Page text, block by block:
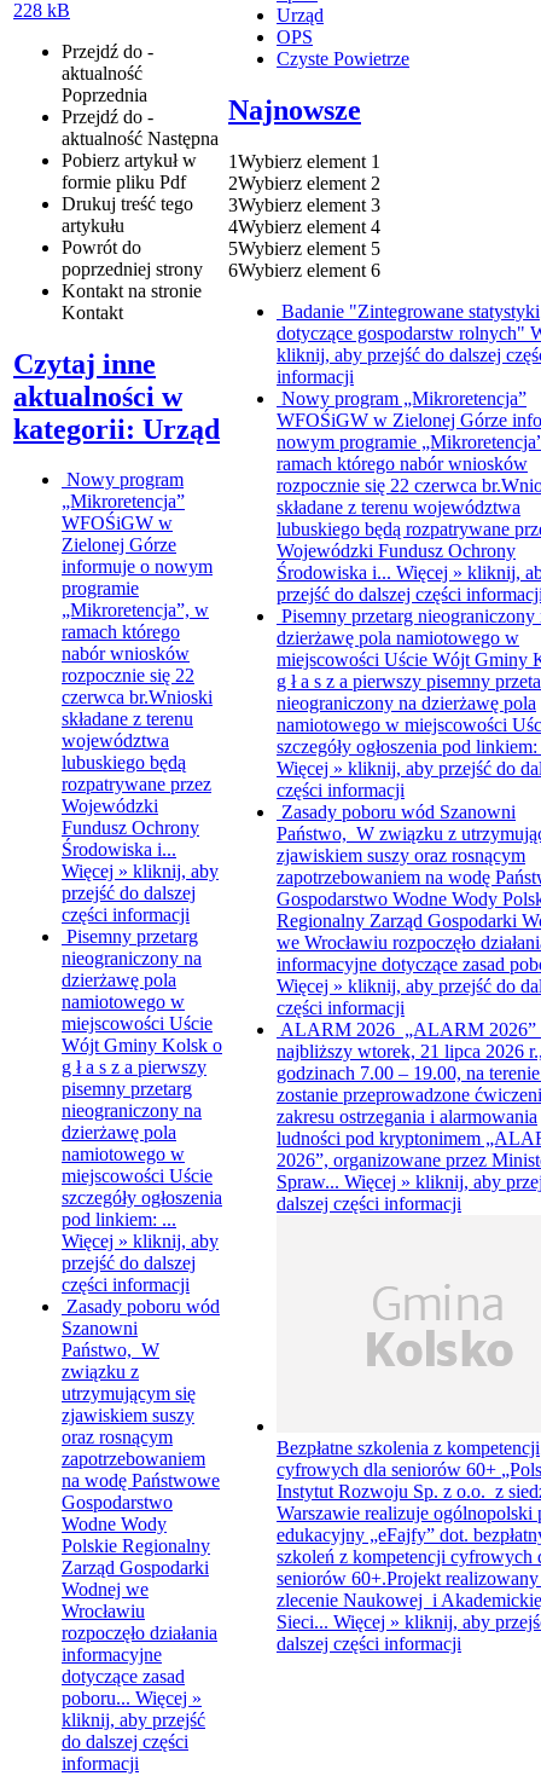
228 kB
Przejdź do -
aktualność
Poprzednia
Przejdź do -
aktualność Następna
Pobierz artykuł w
formie pliku Pdf
Drukuj treść tego
artykułu
Powrót do
poprzedniej strony
Kontakt na stronie
Kontakt
Czytaj inne
aktualności w
kategorii: Urząd
Nowy program
„Mikroretencja”
WFOŚiGW w
Zielonej Górze
informuje o nowym
programie
„Mikroretencja”, w
ramach którego
nabór wniosków
rozpocznie się 22
czerwca br.Wnioski
składane z terenu
województwa
lubuskiego będą
rozpatrywane przez
Wojewódzki
Fundusz Ochrony
Środowiska i...
Więcej » kliknij, aby
przejść do dalszej
części informacji
Pisemny przetarg
nieograniczony na
dzierżawę pola
namiotowego w
miejscowości Uście
Wójt Gminy Kolsk o
g ł a s z a pierwszy
pisemny przetarg
nieograniczony na
dzierżawę pola
namiotowego w
miejscowości Uście
szczegóły ogłoszenia
pod linkiem: ...
Więcej » kliknij, aby
przejść do dalszej
części informacji
Zasady poboru wód
Szanowni
Państwo, W
związku z
utrzymującym się
zjawiskiem suszy
oraz rosnącym
zapotrzebowaniem
na wodę Państwowe
Gospodarstwo
Wodne Wody
Polskie Regionalny
Zarząd Gospodarki
Wodnej we
Wrocławiu
rozpoczęło działania
informacyjne
dotyczące zasad
poboru... Więcej »
kliknij, aby przejść
do dalszej części
informacji
Urząd
OPS
Czyste Powietrze
Najnowsze
1Wybierz element 1
2Wybierz element 2
3Wybierz element 3
4Wybierz element 4
5Wybierz element 5
6Wybierz element 6
Badanie "Zintegrowane statystyki
dotyczące gospodarstw rolnych"
kliknij, aby przejść do dalszej
informacji
Nowy program „Mikroretencja”
WFOŚiGW w Zielonej Górze
nowym programie
ramach którego nabór wniosków
rozpocznie się 22 czerwca
składane z terenu województwa
lubuskiego będą rozpatrywane
Wojewódzki Fundusz Ochrony
Środowiska i... Więcej » kliknij,
przejść do dalszej części
Pisemny przetarg nieograniczony
dzierżawę pola namiotowego w
miejscowości Uście Wójt Gminy
g ł a s z a pierwszy pisemny
nieograniczony na dzierżawę pola
namiotowego w miejscowości
szczegóły ogłoszenia pod
Więcej » kliknij, aby przejść do
części informacji
Zasady poboru wód Szanowni
Państwo, W związku z
zjawiskiem suszy oraz rosnącym
zapotrzebowaniem na wodę
Gospodarstwo Wodne Wody
Regionalny Zarząd Gospodarki
we Wrocławiu rozpoczęło
informacyjne dotyczące zasad
Więcej » kliknij, aby przejść do
części informacji
ALARM 2026 „ALARM
najbliższy wtorek, 21 lipca 2026
godzinach 7.00 – 19.00, na
zostanie przeprowadzone
zakresu ostrzegania i alarmowania
ludności pod kryptonimem
2026”, organizowane przez
Spraw... Więcej » kliknij, aby
dalszej części informacji
Bezpłatne szkolenia z kompetencji
cyfrowych dla seniorów 60+
Instytut Rozwoju Sp. z o.o. z
Warszawie realizuje
edukacyjny „eFajfy” dot.
szkoleń z kompetencji cyfrowych
seniorów 60+.Projekt realizowany
zlecenie Naukowej i
Sieci... Więcej » kliknij, aby
dalszej części informacji